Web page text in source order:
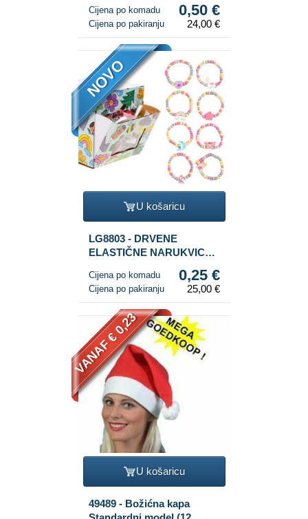
Cijena po komadu 0,50 €
Cijena po pakiranju 24,00 €
NOVO
U košaricu
LG8803 - DRVENE
ELASTIČNE NARUKVICE
DISPLEJU (100 kom.)
Cijena po komadu 0,25 €
Cijena po pakiranju 25,00 €
VANAF € 0,23
U košaricu
49489 - Božićna kapa